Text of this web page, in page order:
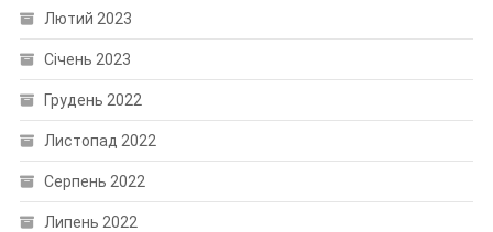
Лютий 2023
Січень 2023
Грудень 2022
Листопад 2022
Серпень 2022
Липень 2022